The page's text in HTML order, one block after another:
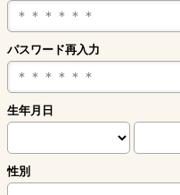
パスワード再入力
生年月日
性別